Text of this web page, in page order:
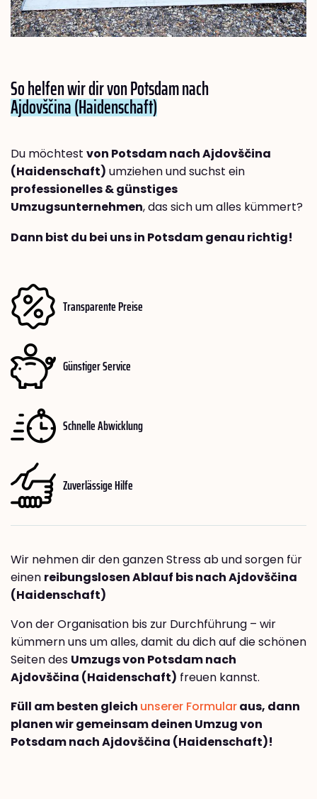
So helfen wir dir von Potsdam nach
Ajdovščina (Haidenschaft)
Du möchtest von Potsdam nach Ajdovščina
(Haidenschaft) umziehen und suchst ein
professionelles & günstiges
Umzugsunternehmen, das sich um alles kümmert?
Dann bist du bei uns in Potsdam genau richtig!
Transparente Preise
Günstiger Service
Schnelle Abwicklung
Zuverlässige Hilfe
Wir nehmen dir den ganzen Stress ab und sorgen für
einen reibungslosen Ablauf bis nach Ajdovščina
(Haidenschaft)
Von der Organisation bis zur Durchführung – wir
kümmern uns um alles, damit du dich auf die schönen
Seiten des Umzugs von Potsdam nach
Ajdovščina (Haidenschaft) freuen kannst.
Füll am besten gleich unserer Formularaus, dann
planen wir gemeinsam deinen Umzug von
Potsdam nach Ajdovščina (Haidenschaft)!